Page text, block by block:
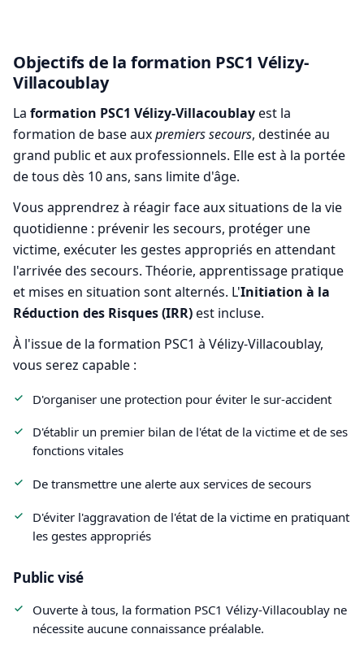
Objectifs de la formation PSC1 Vélizy-
Villacoublay
La formation PSC1 Vélizy-Villacoublayest la
formation de base auxpremiers secours, destinée au
grand public et aux professionnels. Elle est à la portée
de tous dès 10 ans, sans limite d'âge.
Vous apprendrez à réagir face aux situations de la vie
quotidienne : prévenir les secours, protéger une
victime, exécuter les gestes appropriés en attendant
l'arrivée des secours. Théorie, apprentissage pratique
et mises en situation sont alternés. L'Initiation à la
Réduction des Risques (IRR)est incluse.
À l'issue de la formation PSC1 à Vélizy-Villacoublay,
vous serez capable :
D'organiser une protection pour éviter le sur-accident
D'établir un premier bilan de l'état de la victime et de ses
fonctions vitales
De transmettre une alerte aux services de secours
D'éviter l'aggravation de l'état de la victime en pratiquant
les gestes appropriés
Public visé
Ouverte à tous, la formation PSC1 Vélizy-Villacoublay ne
nécessite aucune connaissance préalable.